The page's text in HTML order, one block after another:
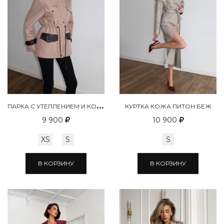
П
АРКА С УТЕПЛЕНИЕМ И КОЖ ВСТАВКАМИ
9 900
XS S
В КОРЗИНУ
КУРТКА КОЖА ПИТОН БЕЖ
10 900
S
В КОРЗИНУ